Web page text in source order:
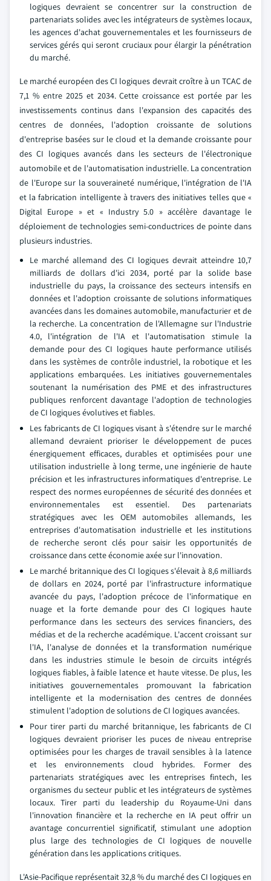
logiques devraient se concentrer sur la construction de
partenariats solides avec les intégrateurs de systèmes locaux,
les agences d'achat gouvernementales et les fournisseurs de
services gérés qui seront cruciaux pour élargir la pénétration
du marché.
Le marché européen des CI logiques devrait croître à un TCAC de
7,1 % entre 2025 et 2034. Cette croissance est portée par les
investissements continus dans l'expansion des capacités des
centres de données, l'adoption croissante de solutions
d'entreprise basées sur le cloud et la demande croissante pour
des CI logiques avancés dans les secteurs de l'électronique
automobile et de l'automatisation industrielle. La concentration
de l'Europe sur la souveraineté numérique, l'intégration de l'IA
et la fabrication intelligente à travers des initiatives telles que «
Digital Europe » et « Industry 5.0 » accélère davantage le
déploiement de technologies semi-conductrices de pointe dans
plusieurs industries.
Le marché allemand des CI logiques devrait atteindre 10,7
milliards de dollars d'ici 2034, porté par la solide base
industrielle du pays, la croissance des secteurs intensifs en
données et l'adoption croissante de solutions informatiques
avancées dans les domaines automobile, manufacturier et de
la recherche. La concentration de l'Allemagne sur l'Industrie
4.0, l'intégration de l'IA et l'automatisation stimule la
demande pour des CI logiques haute performance utilisés
dans les systèmes de contrôle industriel, la robotique et les
applications embarquées. Les initiatives gouvernementales
soutenant la numérisation des PME et des infrastructures
publiques renforcent davantage l'adoption de technologies
de CI logiques évolutives et fiables.
Les fabricants de CI logiques visant à s'étendre sur le marché
allemand devraient prioriser le développement de puces
énergiquement efficaces, durables et optimisées pour une
utilisation industrielle à long terme, une ingénierie de haute
précision et les infrastructures informatiques d'entreprise. Le
respect des normes européennes de sécurité des données et
environnementales est essentiel. Des partenariats
stratégiques avec les OEM automobiles allemands, les
entreprises d'automatisation industrielle et les institutions
de recherche seront clés pour saisir les opportunités de
croissance dans cette économie axée sur l'innovation.
Le marché britannique des CI logiques s'élevait à 8,6 milliards
de dollars en 2024, porté par l'infrastructure informatique
avancée du pays, l'adoption précoce de l'informatique en
nuage et la forte demande pour des CI logiques haute
performance dans les secteurs des services financiers, des
médias et de la recherche académique. L'accent croissant sur
l'IA, l'analyse de données et la transformation numérique
dans les industries stimule le besoin de circuits intégrés
logiques fiables, à faible latence et haute vitesse. De plus, les
initiatives gouvernementales promouvant la fabrication
intelligente et la modernisation des centres de données
stimulent l'adoption de solutions de CI logiques avancées.
Pour tirer parti du marché britannique, les fabricants de CI
logiques devraient prioriser les puces de niveau entreprise
optimisées pour les charges de travail sensibles à la latence
et les environnements cloud hybrides. Former des
partenariats stratégiques avec les entreprises fintech, les
organismes du secteur public et les intégrateurs de systèmes
locaux. Tirer parti du leadership du Royaume-Uni dans
l'innovation financière et la recherche en IA peut offrir un
avantage concurrentiel significatif, stimulant une adoption
plus large des technologies de CI logiques de nouvelle
génération dans les applications critiques.
L'Asie-Pacifique représentait 32,8 % du marché des CI logiques en